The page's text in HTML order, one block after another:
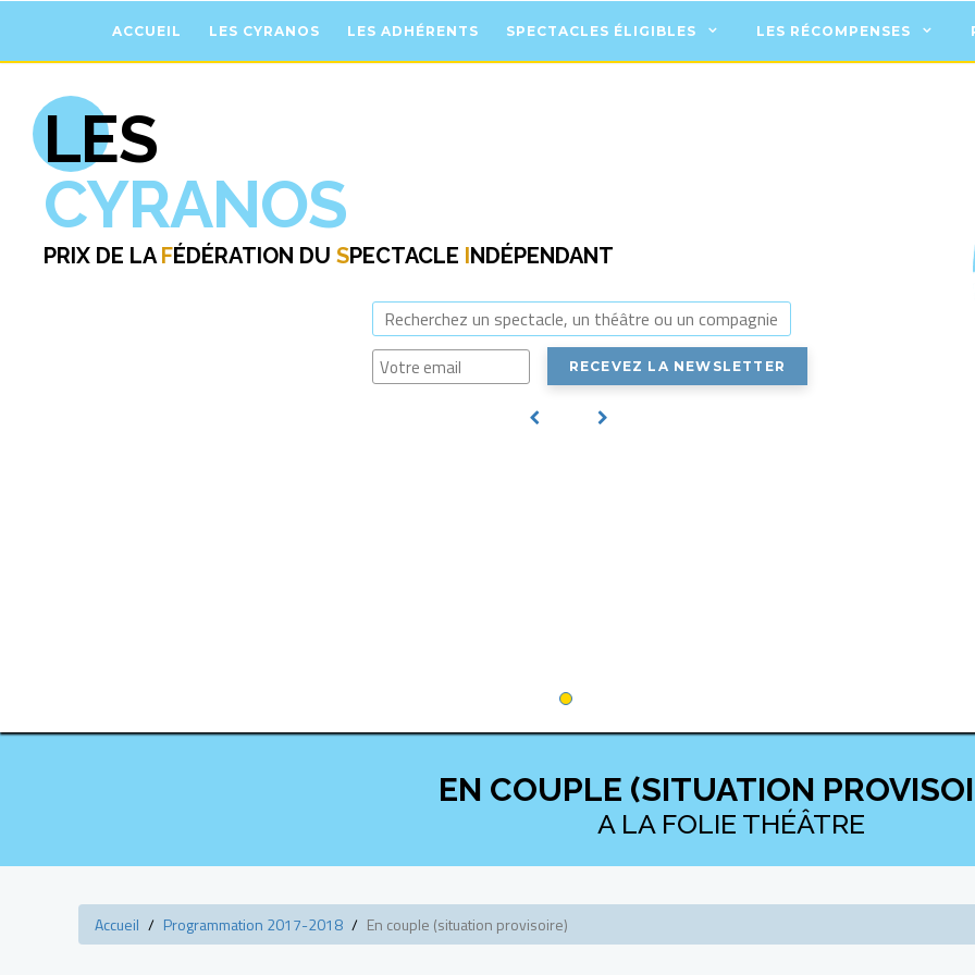
ACCUEIL LES CYRANOS LES ADHÉRENTS SPECTACLES ÉLIGIBLES LES RÉCOMPENSES
LES
CYRANOS
PRIX DE LAFÉDÉRATION DU SPECTACLE INDÉPENDANT
EN COUPLE (SITUATION
A LA FOLIE THÉÂTRE
Accueil Programmation 2017-2018 En couple (situation provisoire)